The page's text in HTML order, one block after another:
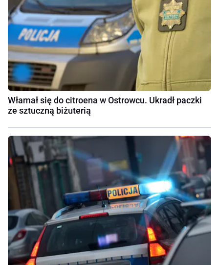
Włamał się do citroena w Ostrowcu. Ukradł paczki
ze sztuczną biżuterią